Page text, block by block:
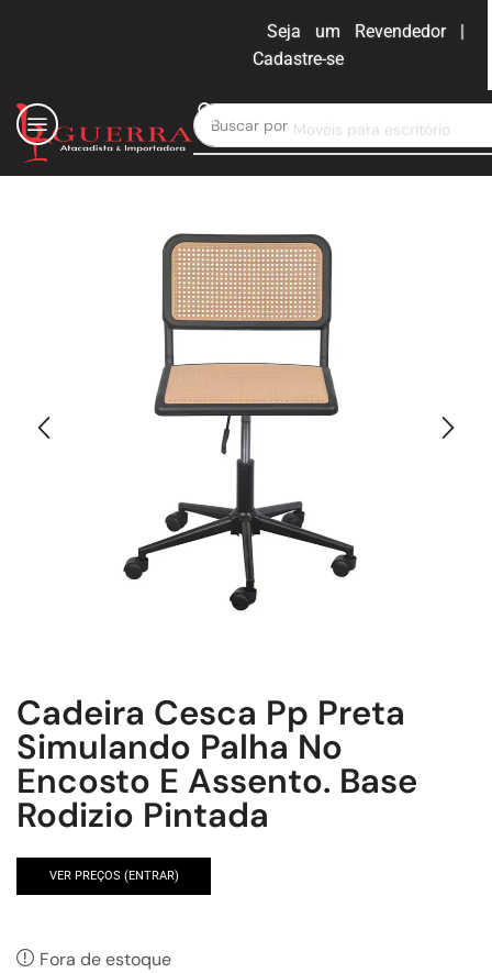
Seja um Revendedor |
Cadastre-se
Buscar por Moveis para escritório
Cadeira Cesca Pp Preta
Simulando Palha No
Encosto E Assento. Base
Rodizio Pintada
VER PREÇOS (ENTRAR)
Fora de estoque